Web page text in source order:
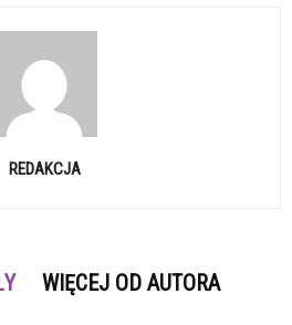
REDAKCJA
WIĘCEJ OD AUTORA